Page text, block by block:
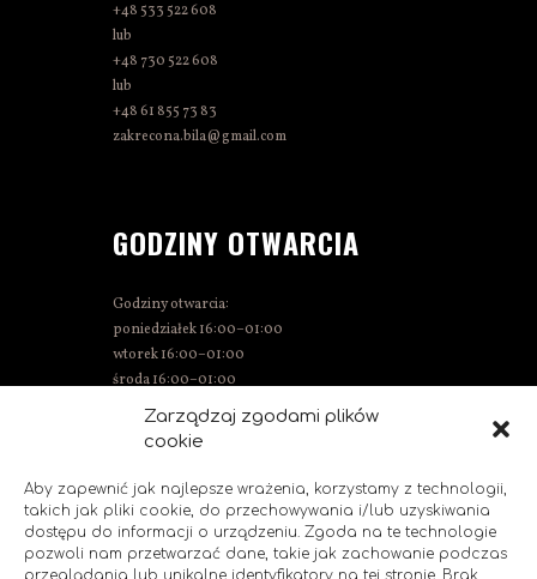
Zarządzaj zgodami plików
cookie
Aby zapewnić jak najlepsze wrażenia, korzystamy z technologii,
takich jak pliki cookie, do przechowywania i/lub uzyskiwania
dostępu do informacji o urządzeniu. Zgoda na te technologie
pozwoli nam przetwarzać dane, takie jak zachowanie podczas
przeglądania lub unikalne identyfikatory na tej stronie. Brak
+48 533 522 608
lub
+48 730 522 608
lub
+48 61 855 73 83
zakrecona.bila@gmail.com
GODZINY OTWARCIA
Godziny otwarcia:
poniedziałek 16:00–01:00
wtorek 16:00–01:00
środa 16:00–01:00
czwartek 15:00–01:00
piątek 15:00–02:00
niedziela 14:00–00:00